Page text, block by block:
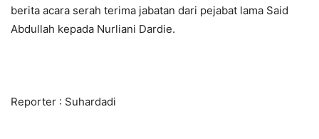
berita acara serah terima jabatan dari pejabat lama Said
Abdullah kepada Nurliani Dardie.
Reporter : Suhardadi